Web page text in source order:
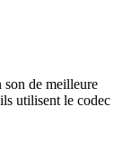
de meilleure
utilisent le codec